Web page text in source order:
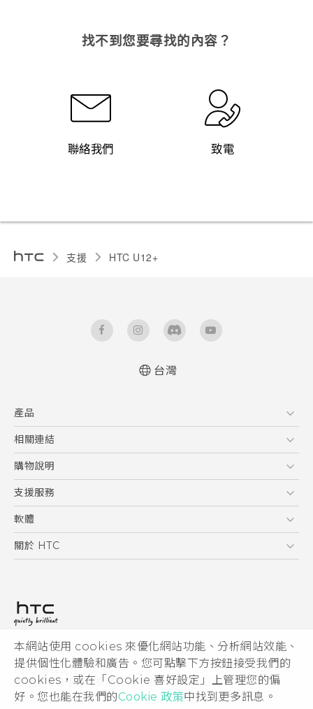
本網站使用 cookies 來優化網站功能、分析網站效能、
提供個性化體驗和廣告。您可點擊下方按鈕接受我們的
cookies，或在「Cookie 喜好設定」上管理您的偏
好。您也能在我們的Cookie 政策中找到更多訊息。
找不到您要尋找的內容？
聯絡我們 致電
支援 HTC U12+‎
台灣
產品
5G
智慧型手機
配件
相關連結
HTC Research
購物說明
購物須知
訂單管理
付款方式
支援服務
到府收送維修服務
服務中心資訊
客戶服務佈告欄
軟體
應用程式
HTC Sync Manager
關於 HTC
投資人
隱私權政策
產品安全性
Cookie
© 2011-2026 HTC Corporation
HTC 法律文件
宏達國際電子股份有限公司 | 統一編號16003518